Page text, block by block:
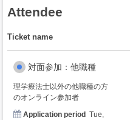
Attendee
Ticket name
対面参加：他職種
理学療法士以外の他職種の方
のオンライン参加者
Application period Tue,